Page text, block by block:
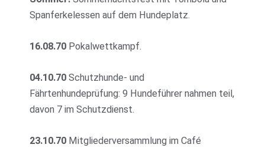
Spanferkelessen auf dem Hundeplatz.
16.08.70 Pokalwettkampf.
04.10.70 Schutzhunde- und
Fährtenhundeprüfung: 9 Hundeführer nahmen teil,
davon 7 im Schutzdienst.
23.10.70 Mitgliederversammlung im Café